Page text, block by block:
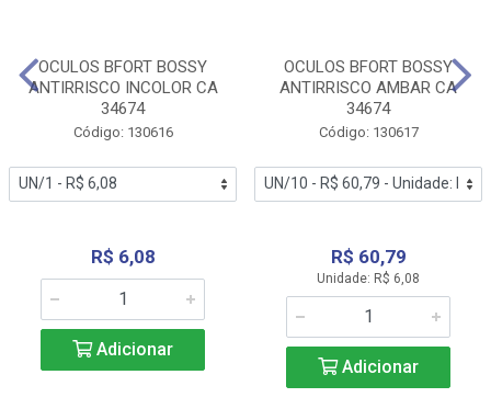
OCULOS BFORT BOSSY
ANTIRRISCO INCOLOR CA
34674
Código: 130616
R$ 6,08
Adicionar
OCULOS BFORT BOSSY
ANTIRRISCO AMBAR CA
34674
Código: 130617
R$ 60,79
Unidade: R$ 6,08
Adicionar